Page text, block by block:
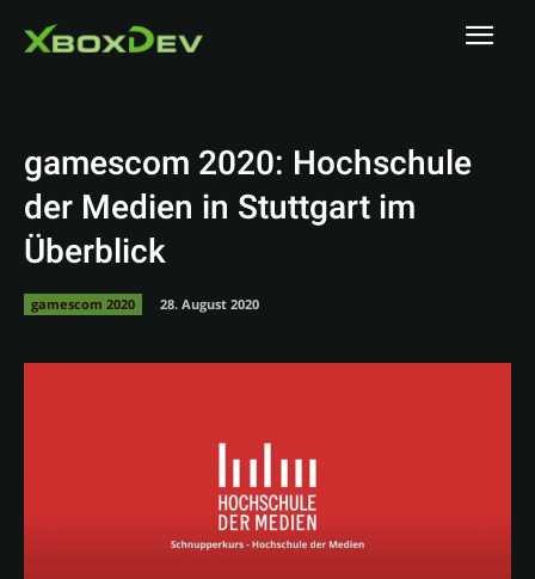
gamescom 2020: Hochschule
der Medien in Stuttgart im
Überblick
gamescom 2020 28. August 2020